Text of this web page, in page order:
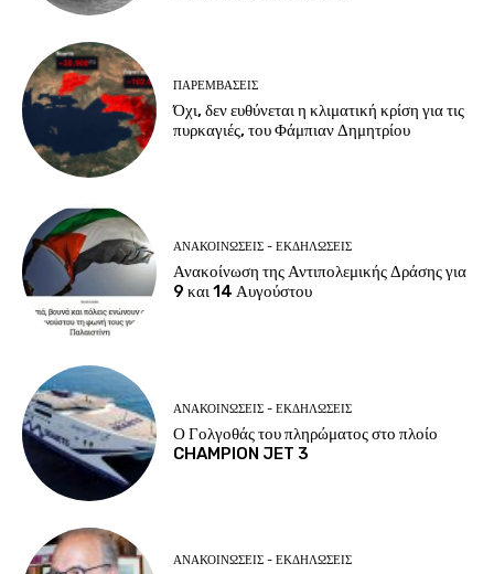
ΠΑΡΕΜΒΑΣΕΙΣ
Όχι, δεν ευθύνεται η κλιματική κρίση για τις
πυρκαγιές, του Φάμπιαν Δημητρίου
ΑΝΑΚΟΙΝΩΣΕΙΣ - ΕΚΔΗΛΩΣΕΙΣ
Ανακοίνωση της Αντιπολεμικής Δράσης για
9 και 14 Αυγούστου
ΑΝΑΚΟΙΝΩΣΕΙΣ - ΕΚΔΗΛΩΣΕΙΣ
Ο Γολγοθάς του πληρώματος στο πλοίο
CHAMPION JET 3
ΑΝΑΚΟΙΝΩΣΕΙΣ - ΕΚΔΗΛΩΣΕΙΣ